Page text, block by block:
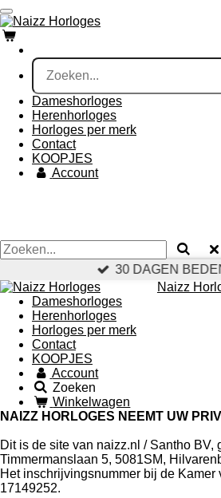
Ga
direct
naar
de
hoofdinhoud
Dameshorloges
Herenhorloges
Horloges per merk
Contact
KOOPJES
Account
30 DAGEN
Naizz
Dameshorloges
Herenhorloges
Horloges per merk
Contact
KOOPJES
Account
Zoeken
Winkelwagen
NAIZZ HORLOGES NEEMT UW
Dit is de site van naizz.nl / Santho BV,
Timmermanslaan 5, 5081SM,
Het inschrijvingsnummer bij de Kamer
17149252.